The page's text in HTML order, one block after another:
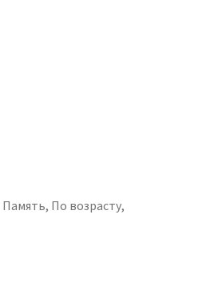
Память, По возрасту,